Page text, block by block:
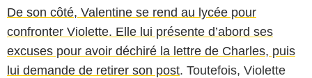
De son côté, Valentine se rend au lycée pour
confronter Violette. Elle lui présente d’abord ses
excuses pour avoir déchiré la lettre de Charles, puis
lui demande de retirer son post. Toutefois, Violette